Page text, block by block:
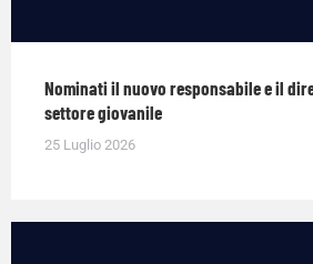
Nominati il nuovo responsabile e il
settore giovanile
25 Luglio 2026